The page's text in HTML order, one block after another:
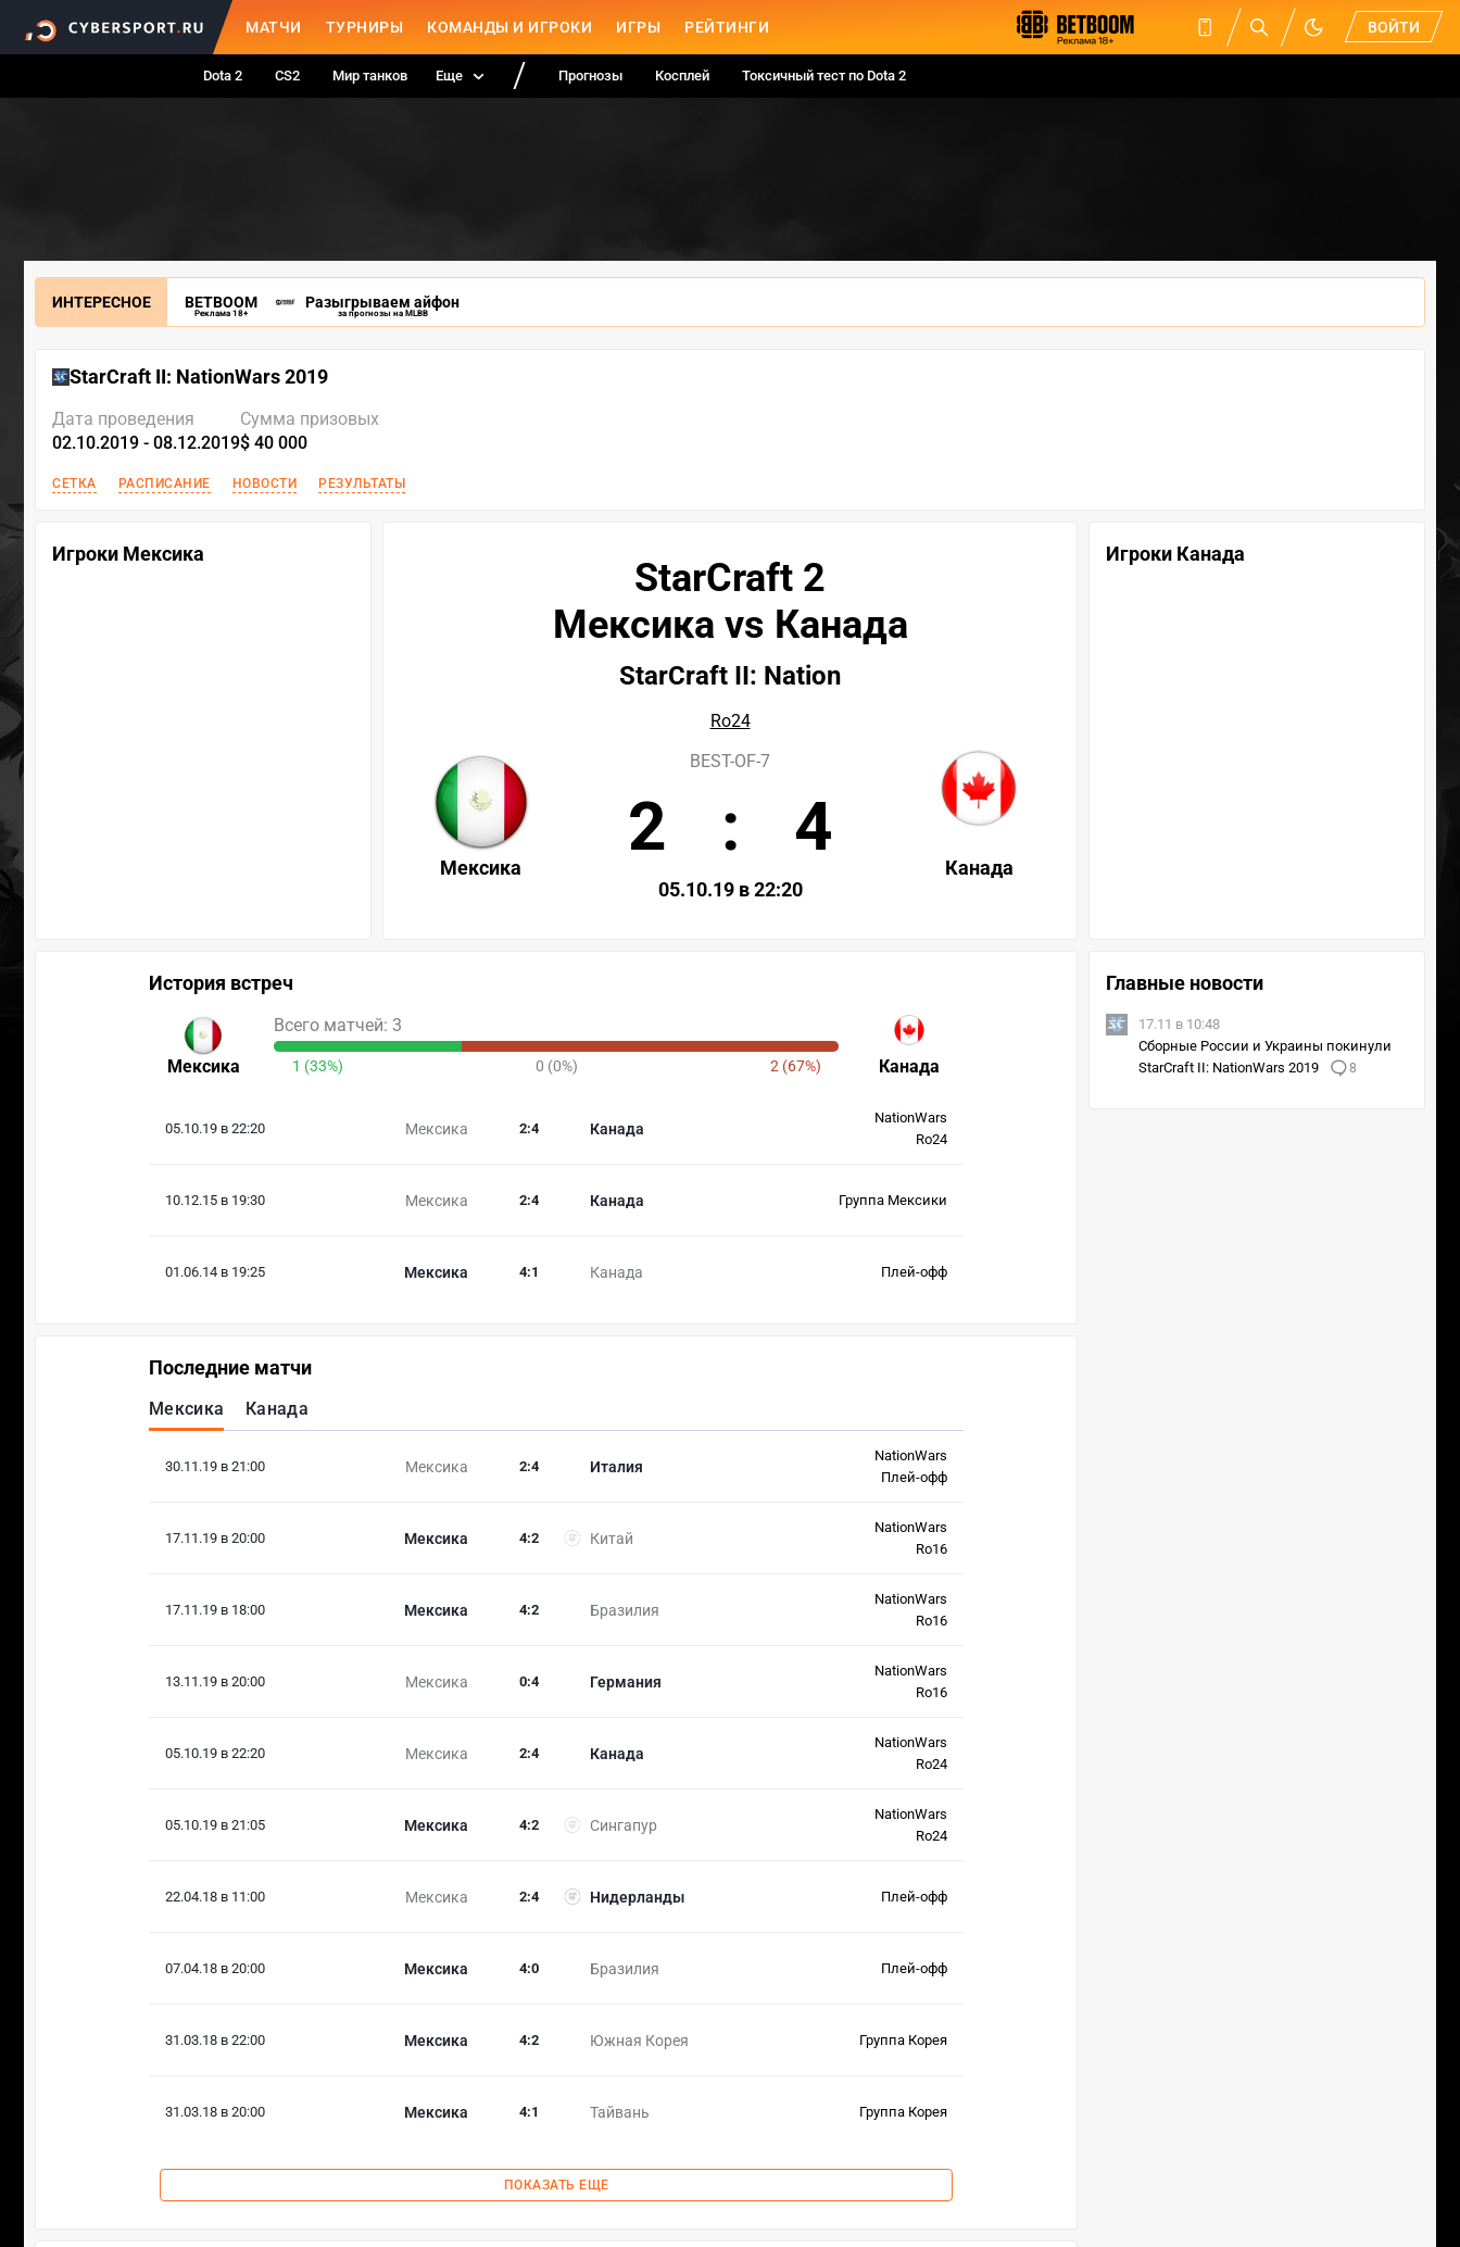
МАТЧИ ТУРНИРЫ КОМАНДЫ И ИГРОКИ ИГРЫ РЕЙТИНГИ ВОЙТИ
Dota 2 CS2 Мир танков Еще Прогнозы Косплей Токсичный тест по Dota 2
ИНТЕРЕСНОЕ BETBOOM
Реклама 18+
Разыгрываем айфон
за прогнозы на MLBB
StarCraft II: NationWars 2019
Дата проведения
02.10.2019 - 08.12.2019
Сумма призовых
$ 40 000
СЕТКА РАСПИСАНИЕ НОВОСТИ РЕЗУЛЬТАТЫ
Игроки Мексика Игроки Канада
StarCraft 2
Мексика vs Канада
StarCraft II: Nation
Ro24
Мексика Канада
BEST-OF-7
2 : 4
05.10.19 в 22:20
История встреч
Мексика Канада
Всего матчей: 3
1 (33%) 0 (0%) 2 (67%)
05.10.19 в 22:20 Мексика Канада
2:4
NationWars
Ro24
10.12.15 в 19:30 Мексика Канада
2:4 Группа Мексики
01.06.14 в 19:25 Мексика Канада
4:1 Плей-офф
Последние матчи
Мексика Канада
30.11.19 в 21:00 Мексика Италия
2:4
NationWars
Плей-офф
17.11.19 в 20:00 Мексика Китай
4:2
NationWars
Ro16
17.11.19 в 18:00 Мексика Бразилия
4:2
NationWars
Ro16
13.11.19 в 20:00 Мексика Германия
0:4
NationWars
Ro16
05.10.19 в 22:20 Мексика Канада
2:4
NationWars
Ro24
05.10.19 в 21:05 Мексика Сингапур
4:2
NationWars
Ro24
22.04.18 в 11:00 Мексика Нидерланды
2:4 Плей-офф
07.04.18 в 20:00 Мексика Бразилия
4:0 Плей-офф
31.03.18 в 22:00 Мексика Южная Корея
4:2 Группа Корея
31.03.18 в 20:00 Мексика Тайвань
4:1 Группа Корея
ПОКАЗАТЬ ЕЩЕ
Главные новости
17.11 в 10:48
Сборные России и Украины покинули
StarCraft II: NationWars 2019
8